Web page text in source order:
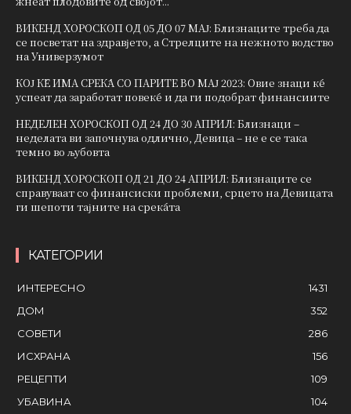
ВИКЕНД ХОРОСКОП ОД 05 ДО 07 МАЈ: Близнаците треба да
се посветат на здравјето, а Стрелците на нежното водство
на Универзумот
КОЈ ЌЕ ИМА СРЕЌА СО ПАРИТЕ ВО МАЈ 2023: Овие знаци ќе
успеат да заработат повеќе и да ги подобрат финансиите
НЕДЕЛЕН ХОРОСКОП ОД 24 ДО 30 АПРИЛ: Близнаци –
неделата ви започнува одлично, Девица – не е се така
темно во љубовта
ВИКЕНД ХОРОСКОП ОД 21 ДО 24 АПРИЛ: Близнаците се
справуваат со финансиски проблеми, срцето на Девицата
ги шепоти тајните на среќата
КАТЕГОРИИ
ИНТЕРЕСНО
1431
ДОМ
352
СОВЕТИ
286
ИСХРАНА
156
РЕЦЕПТИ
109
УБАВИНА
104